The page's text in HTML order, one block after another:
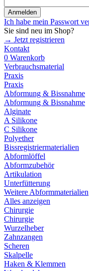
Anmelden
Ich habe mein Passwort
Sie sind neu im Shop?
→ Jetzt registrieren
Kontakt
0 Warenkorb
Verbrauchsmaterial
Praxis
Praxis
Abformung & Bissnahme
Abformung & Bissnahme
Alginate
A Silikone
C Silikone
Polyether
Bissregistriermaterialien
Abformlöffel
Abformzubehör
Artikulation
Unterfütterung
Weitere Abformmaterialien
Alles anzeigen
Chirurgie
Chirurgie
Wurzelheber
Zahnzangen
Scheren
Skalpelle
Haken & Klemmen